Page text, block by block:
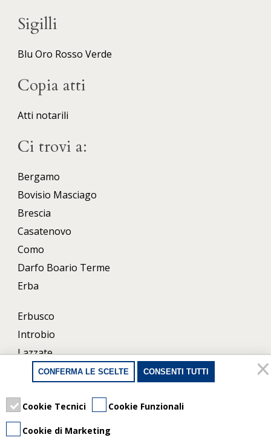
Sigilli
Blu Oro Rosso Verde
Copia atti
Atti notarili
Ci trovi a:
Bergamo
Bovisio Masciago
Brescia
Casatenovo
Como
Darfo Boario Terme
Erba
Erbusco
Introbio
Lazzate
Lecco
Porlezza
Uboldo
CONFERMA LE SCELTE CONSENTI TUTTI
Cookie Tecnici Cookie Funzionali
Cookie di Marketing